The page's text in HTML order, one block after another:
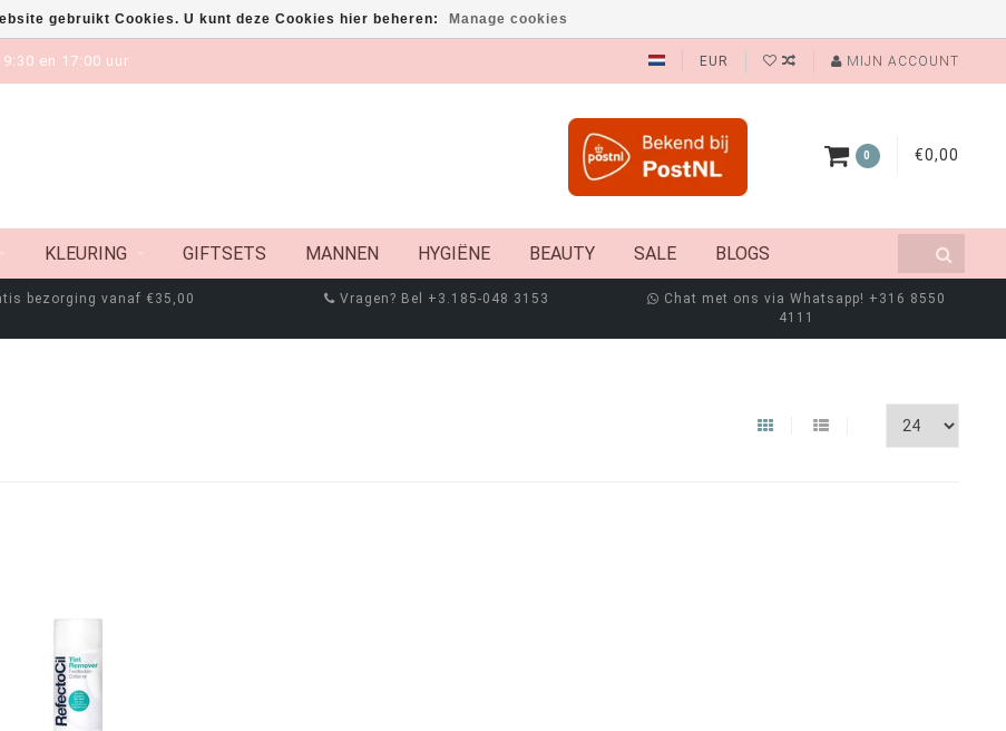
en 17:00 uur EUR MIJN ACCOUNT
0 €0,00
KLEURING GIFTSETS MANNEN HYGIËNE BEAUTY SALE BLOGS
bezorging vanaf €35,00 Vragen? Bel +3.185-048 3153
Chat met ons via Whatsapp! +316 8550
4111
gebruikt Cookies. U kunt deze Cookies hier beheren: Manage cookies